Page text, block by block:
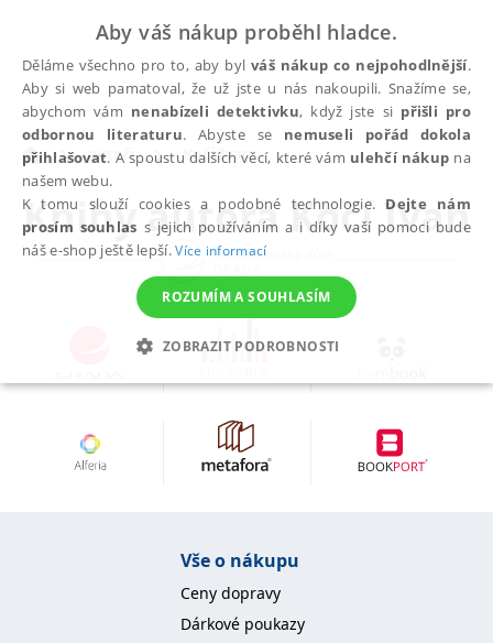
autoři Kočí Ivan
Knihy autoraKočí Ivan
Vše o nákupu
Ceny dopravy
Dárkové poukazy
Aby váš nákup proběhl hladce.
Děláme všechno pro to, aby bylváš nákup co nejpohodlnější.
Aby si web pamatoval, že už jste u nás nakoupili. Snažíme se,
abychom vám nenabízeli detektivku, když jste si přišli pro
odbornou literaturu. Abyste se nemuseli pořád dokola
přihlašovat. A spoustu dalších věcí, které vám ulehčí nákup na
našem webu.
K tomu slouží cookies a podobné technologie. Dejte nám
prosím souhlas s jejich používáním a i díky vaší pomoci bude
náš e-shop ještě lepší.Více informací
ROZUMÍM A SOUHLASÍM
ZOBRAZIT PODROBNOSTI
NEZBYTNÉ ANALYTICKÉ MARKETINGOVÉ
FUNKČNÍ NEZAŘAZENÉ SOUBORY
Nezařazené soubory
Nezbytně nutné soubory cookie umožňují základní funkce webových
stránek, jako je přihlášení uživatele a správa účtu. Webové stránky nelze
bez nezbytně nutných souborů cookie správně používat.